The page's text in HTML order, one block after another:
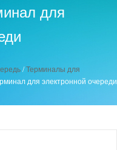
для
/Терминалы для
для электронной очереди